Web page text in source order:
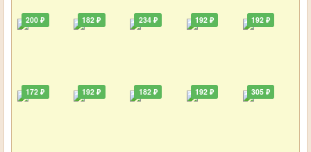
200 ₽
172 ₽
182 ₽
192 ₽
234 ₽
182 ₽
192 ₽
192 ₽
192 ₽
305 ₽